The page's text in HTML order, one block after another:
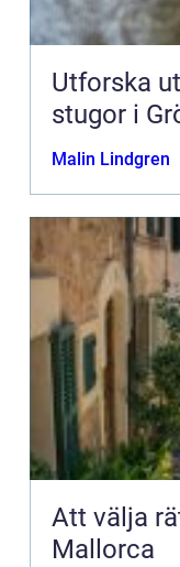
Utforska
stugor i
Malin Lindgren
Att välja
Mallorca